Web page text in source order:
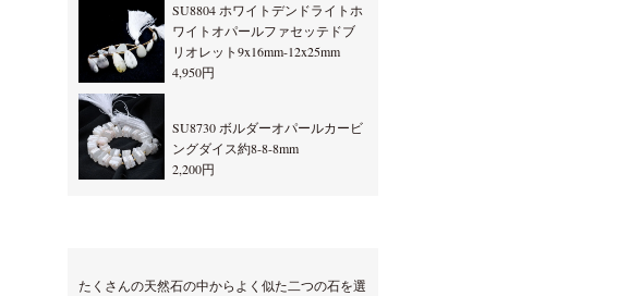
SU8804 ホワイトデンドライトホ
ワイトオパールファセッテドブ
リオレット9x16mm-12x25mm
4,950円
SU8730 ボルダーオパールカービ
ングダイス約8-8-8mm
2,200円
たくさんの天然石の中からよく似た二つの石を選